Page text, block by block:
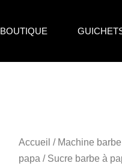
BOUTIQUE
Accueil / Machine
papa / Sucre barbe à